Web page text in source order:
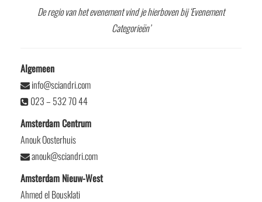
De regio van het evenement vind je hierboven bij ‘Evenement
Categorieën’
Algemeen
info@sciandri.com
023 – 532 70 44
Amsterdam Centrum
Anouk Oosterhuis
anouk@sciandri.com
Amsterdam Nieuw-West
Ahmed el Bousklati